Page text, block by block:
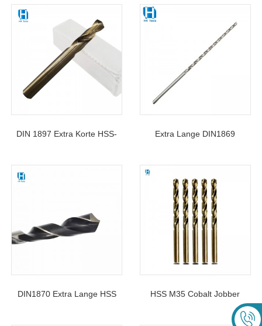
Spiraalboor Met Rechte
Schacht Voor Metaal
DIN 1897 Extra Korte HSS- Extra Lange DIN1869
DIN1870 Extra Lange HSS HSS M35 Cobalt Jobber
Lengte Rechte Schacht